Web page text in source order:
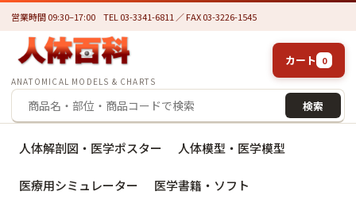
営業時間 09:30–17:00 TEL 03-3341-6811 ／ FAX 03-3226-1545
ANATOMICAL MODELS & CHARTS
検索
カート 0
人体解剖図・医学ポスター 人体模型・医学模型
医療用シミュレーター 医学書籍・ソフト